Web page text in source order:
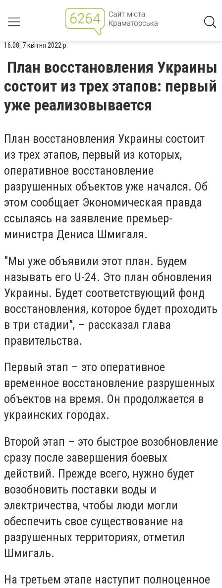
16:08, 7 квітня 2022 р.
План восстановления Украины
состоит из трех этапов: первый
уже реализовывается
План восстановления Украины состоит
из трех этапов, первый из которых,
оперативное восстановление
разрушенных объектов уже начался. Об
этом сообщает Экономическая правда
ссылаясь на заявление премьер-
министра Дениса Шмигаля.
"Мы уже объявили этот план. Будем
называть его U-24. Это план обновления
Украины. Будет соответствующий фонд
восстановления, которое будет проходить
в три стадии", – рассказал глава
правительства.
Первый этап – это оперативное
временное восстановление разрушенных
объектов на время. Он продолжается в
украинских городах.
Второй этап – это быстрое возобновление
сразу после завершения боевых
действий. Прежде всего, нужно будет
возобновить поставки воды и
электричества, чтобы люди могли
обеспечить свое существование на
разрушенных территориях, отметил
Шмигаль.
На третьем этапе наступит полноценное